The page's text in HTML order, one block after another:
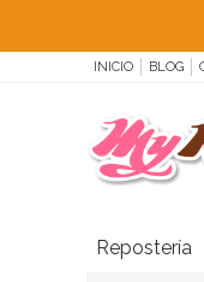
INICIO BLOG
Repostería